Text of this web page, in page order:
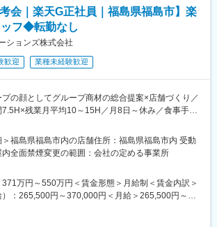
ップが可能です。RSV経験後はマネジメントや本部
もあり、長期的にキャリア形成ができます。まずは
長昇格を目指していただきます。
長1名、スタッフ5～15名で運営。チームワークを
やすい環境◎
社の定める業務
～20:00
～20:00
～20:00
～20:00
加可能日時をお知らせください。
機種変更の受付および提案
楽天ポイント活用、楽天カード、各種サービスの
期設定・データ移行サポート
応
会｜楽天G正社員｜福島県福島市】楽
フ◆転勤なし
ションズ株式会社
歓迎 業種未経験歓迎
プの顔としてグループ商材の総合提案×店舗づくり／
7.5H×残業月平均10～15H／月8日～休み／食事手当
ショップに来店されるお客様へ、スマートフォン・
天カード・楽天市場・楽天ポイントなど、楽天経
にするトータルサポートを行うポジションです。
＞福島県福島市内の店舗住所：福島県福島市内 受動
全面禁煙変更の範囲：会社の定める事業所
371万円～550万円＜賃金形態＞月給制＜賃金内訳＞
）：265,500円～370,000円＜月給＞265,500円～